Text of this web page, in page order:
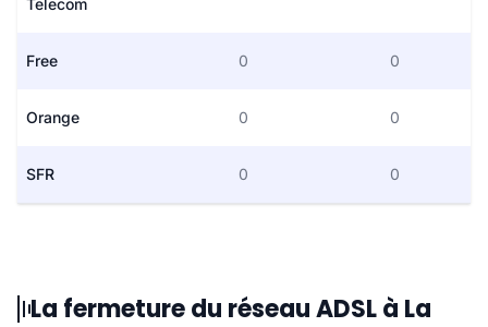
Telecom
Free 0 0
Orange 0 0
SFR 0 0
La fermeture du réseau ADSL à La